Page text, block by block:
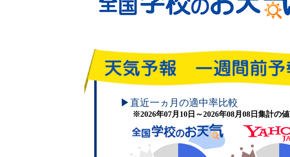
頑張れ！学校のお天気
▶直近一ヵ月の適中率比較
※2026年07月10日～2026年08月08日集計の値